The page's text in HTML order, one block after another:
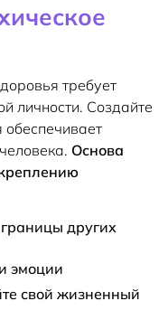
требует
личности. Создайте
обеспечивает
Основа
других
эмоции
свой жизненный